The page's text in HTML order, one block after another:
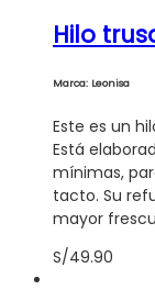
Hilo
Marca: Leonisa
Este es un
Está
mínimas,
tacto. Su
mayor
S/49.90